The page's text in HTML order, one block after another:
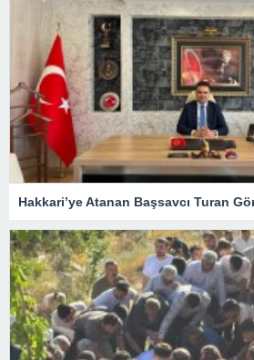
Hakkari’ye Atanan Başsavcı Turan